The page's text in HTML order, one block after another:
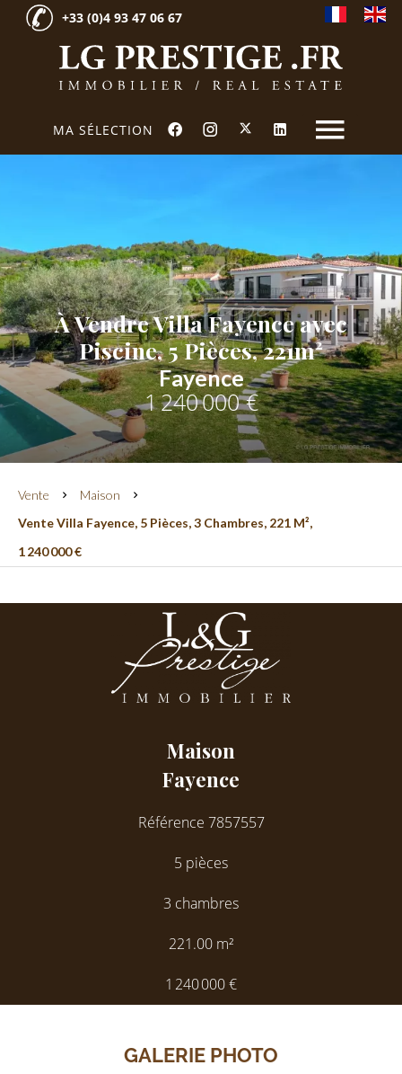
MA SÉLECTION
+33 (0)4 93 47 06 67
À Vendre Villa Fayence avec
Piscine, 5 Pièces, 221m²
Fayence
1 240 000 €
Vente
Maison
Vente Villa Fayence, 5 Pièces, 3 Chambres, 221 M²,
1 240 000 €
Maison
Fayence
Référence 7857557
5 pièces
3 chambres
221.00 m²
1 240 000 €
GALERIE PHOTO